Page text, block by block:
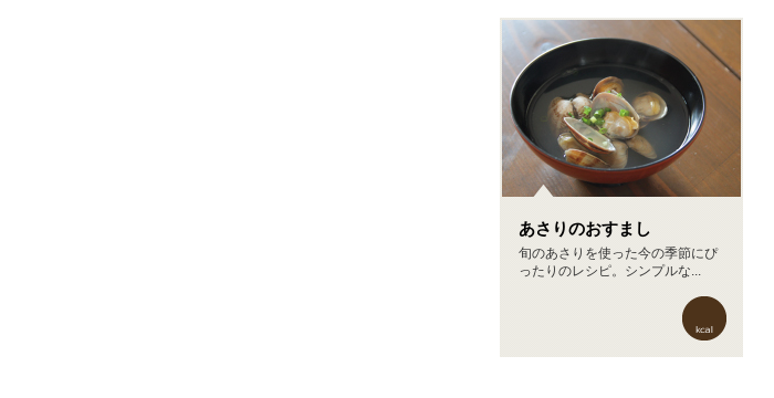
あさりのおすまし
旬のあさりを使った今の季節にぴ
ったりのレシピ。シンプルな...